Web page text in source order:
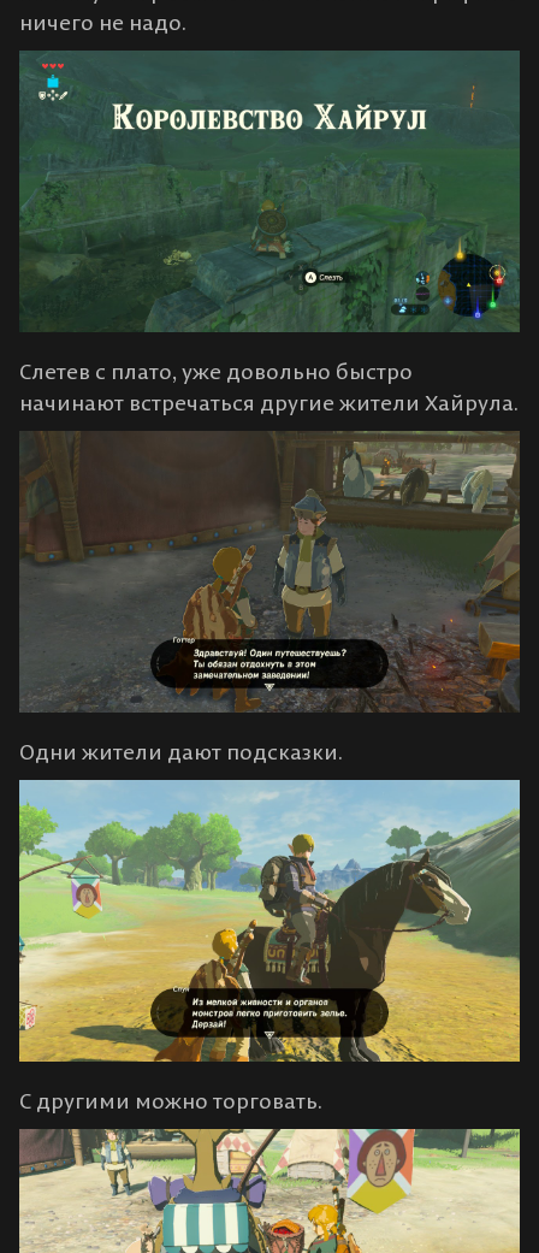
ничего не надо.
Слетев с плато, уже довольно быстро
начинают встречаться другие жители Хайрула.
Одни жители дают подсказки.
С другими можно торговать.